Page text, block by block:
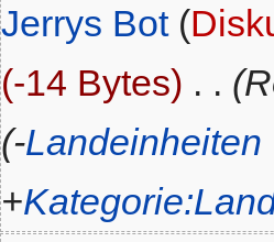
Jerrys Bot (
(-14 Bytes) . .
(-Landeinheiten
+